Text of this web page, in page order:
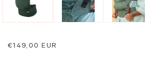
fenêtre
modale
Prix
€149,00 EUR